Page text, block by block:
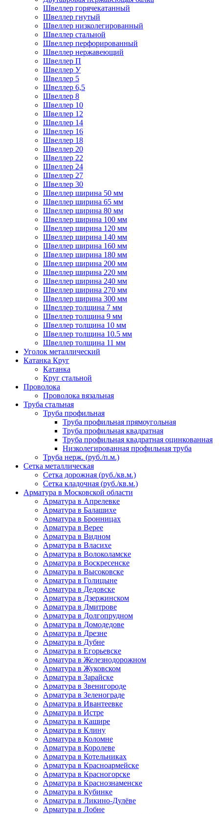
Швеллер горячекатанный
Швеллер гнутый
Швеллер низколегированный
Швеллер стальной
Швеллер перфорированный
Швеллер нержавеющий
Швеллер П
Швеллер У
Швеллер 5
Швеллер 6,5
Швеллер 8
Швеллер 10
Швеллер 12
Швеллер 14
Швеллер 16
Швеллер 18
Швеллер 20
Швеллер 22
Швеллер 24
Швеллер 27
Швеллер 30
Швеллер ширина 50 мм
Швеллер ширина 65 мм
Швеллер ширина 80 мм
Швеллер ширина 100 мм
Швеллер ширина 120 мм
Швеллер ширина 140 мм
Швеллер ширина 160 мм
Швеллер ширина 180 мм
Швеллер ширина 200 мм
Швеллер ширина 220 мм
Швеллер ширина 240 мм
Швеллер ширина 270 мм
Швеллер ширина 300 мм
Швеллер толщина 7 мм
Швеллер толщина 9 мм
Швеллер толщина 10 мм
Швеллер толщина 10.5 мм
Швеллер толщина 11 мм
Уголок металлический
Катанка Круг
Катанка
Круг стальной
Проволока
Проволока вязальная
Труба стальная
Труба профильная
Труба профильная прямоугольная
Труба профильная квадратная
Труба профильная квадратная оцинкованная
Низколегированная профильная труба
Труба нерж. (руб./п.м.)
Сетка металлическая
Сетка дорожная (руб./кв.м.)
Сетка кладочная (руб./кв.м.)
Арматура в Московской области
Арматура в Апрелевке
Арматура в Балашихе
Арматура в Бронницах
Арматура в Верее
Арматура в Видном
Арматура в Власихе
Арматура в Волоколамске
Арматура в Воскресенске
Арматура в Высоковске
Арматура в Голицыне
Арматура в Дедовске
Арматура в Дзержинском
Арматура в Дмитрове
Арматура в Долгопрудном
Арматура в Домодедове
Арматура в Дрезне
Арматура в Дубне
Арматура в Егорьевске
Арматура в Железнодорожном
Арматура в Жуковском
Арматура в Зарайске
Арматура в Звенигороде
Арматура в Зеленограде
Арматура в Ивантеевке
Арматура в Истре
Арматура в Кашире
Арматура в Клину
Арматура в Коломне
Арматура в Королеве
Арматура в Котельниках
Арматура в Красноармейске
Арматура в Красногорске
Арматура в Краснознаменске
Арматура в Кубинке
Арматура в Ликино-Дулёве
Арматура в Лобне